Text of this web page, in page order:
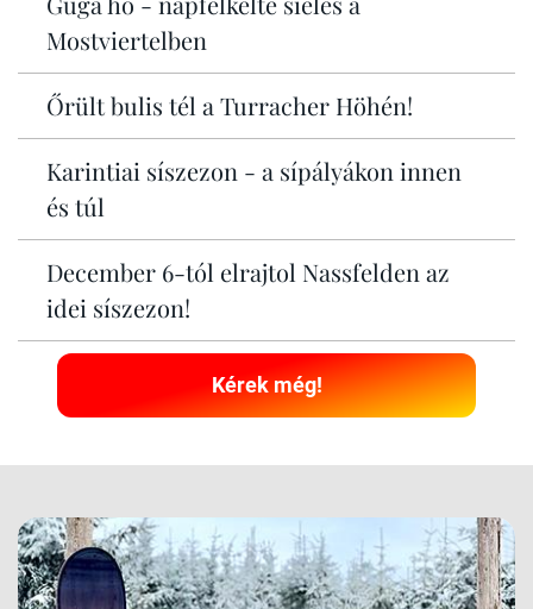
Mostviertelben
Őrült bulis tél a Turracher Höhén!
Karintiai síszezon - a sípályákon innen
és túl
December 6-tól elrajtol Nassfelden az
idei síszezon!
Kérek még!